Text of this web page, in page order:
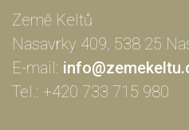
Země Keltů
Nasavrky 409, 538 25
E-mail:
Tel.: +420 733 715 980